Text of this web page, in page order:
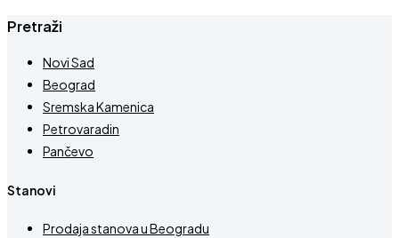
Pretraži
Novi Sad
Beograd
Sremska Kamenica
Petrovaradin
Pančevo
Stanovi
Prodaja stanova u Beogradu